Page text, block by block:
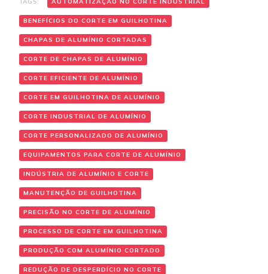
BENEFÍCIOS DO CORTE EM GUILHOTINA
CHAPAS DE ALUMÍNIO CORTADAS
CORTE DE CHAPAS DE ALUMÍNIO
CORTE EFICIENTE DE ALUMÍNIO
CORTE EM GUILHOTINA DE ALUMÍNIO
CORTE INDUSTRIAL DE ALUMÍNIO
CORTE PERSONALIZADO DE ALUMÍNIO
EQUIPAMENTOS PARA CORTE DE ALUMÍNIO
INDÚSTRIA DE ALUMÍNIO E CORTE
MANUTENÇÃO DE GUILHOTINA
PRECISÃO NO CORTE DE ALUMÍNIO
PROCESSO DE CORTE EM GUILHOTINA
PRODUÇÃO COM ALUMÍNIO CORTADO
REDUÇÃO DE DESPERDÍCIO NO CORTE